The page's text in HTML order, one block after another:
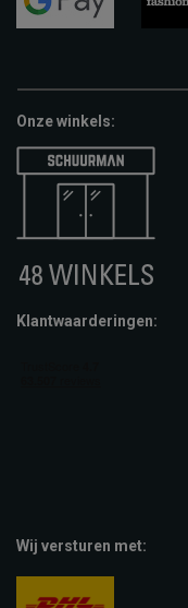
Onze winkels:
Klantwaarderingen:
Wij versturen met: